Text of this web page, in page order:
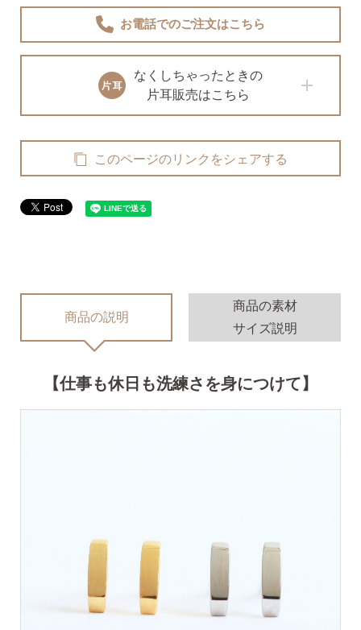
無くした時の片耳ピアス
全ての商品を見る
シーンで選ぶ
誕生石で選ぶ
商品レビューを見る
なでしこピアスの使いやすい所や
使いにくい所を、赤裸々にレビューしてます。
お電話でのご注文はこちら
なくしちゃったときの
片耳販売はこちら
このページのリンクをシェアする
商品の説明
商品の素材
サイズ説明
【仕事も休日も洗練さを身につけて】